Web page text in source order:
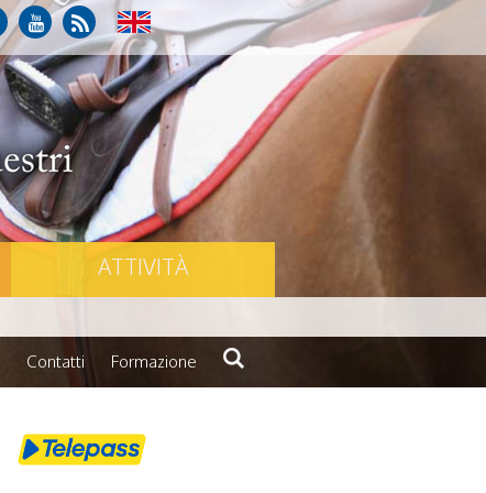
ATTIVITÀ
Contatti Formazione